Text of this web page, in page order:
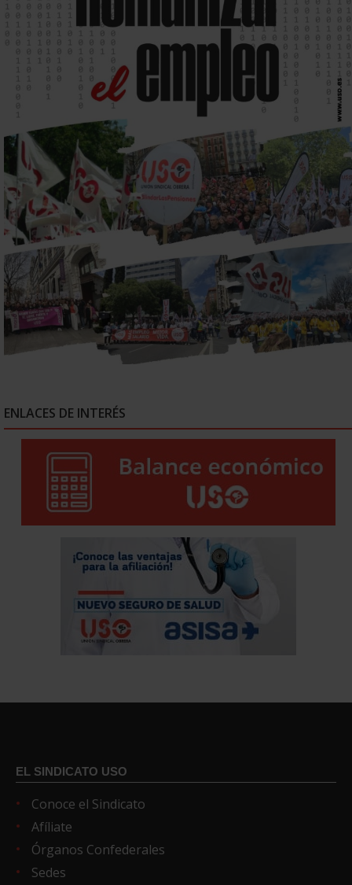
ENLACES DE INTERÉS
EL SINDICATO USO
Conoce el Sindicato
Afíliate
Órganos Confederales
Sedes